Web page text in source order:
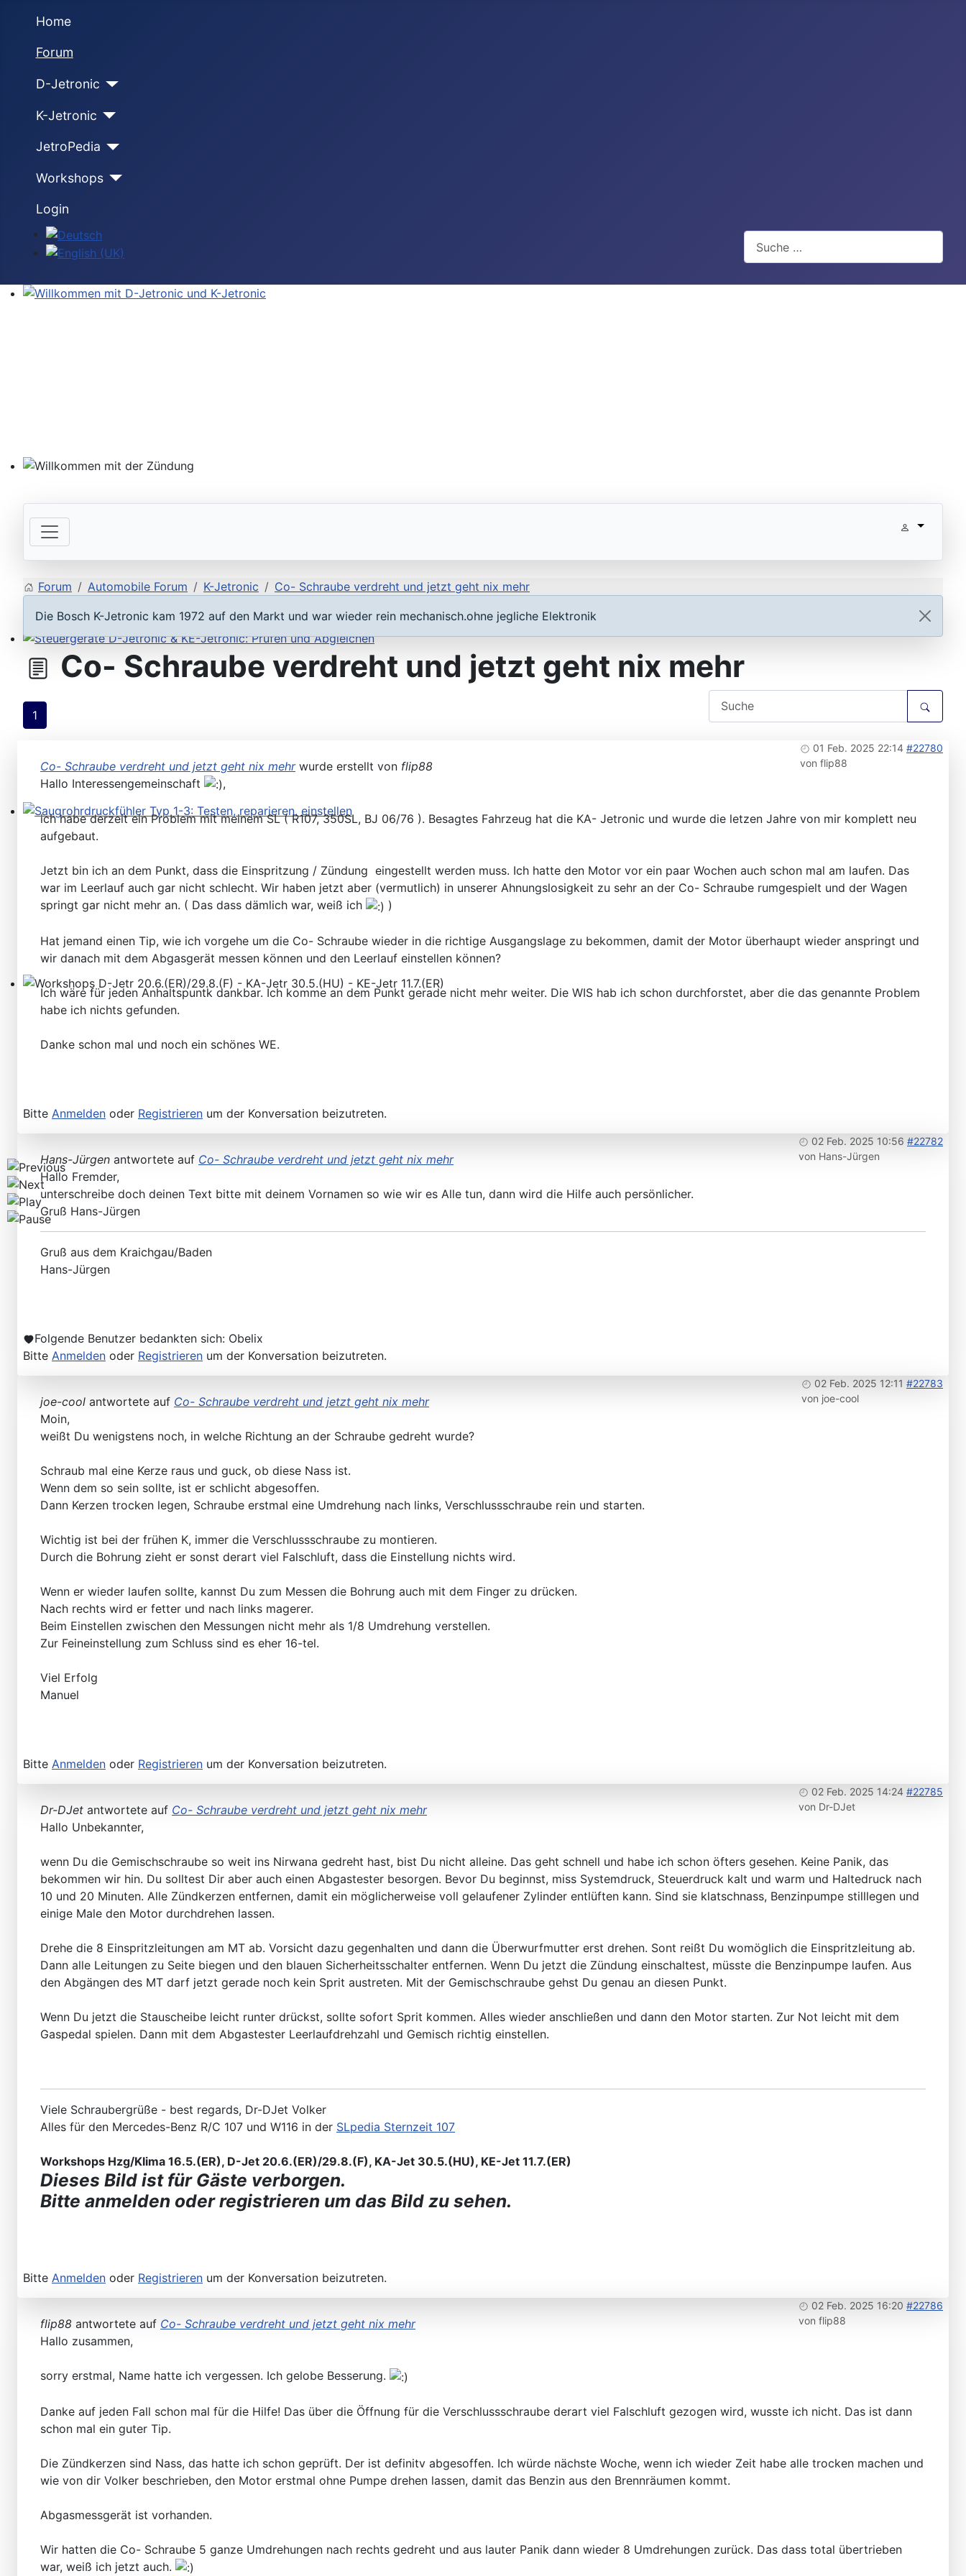
Home
Forum
D-Jetronic
K-Jetronic
JetroPedia
Workshops
Login
Sprache auswählen
Steuergeräte D-Jetronic & KE-Jetronic: Prüfen und Abgleichen
Saugrohrdruckfühler Typ 1-3: Testen, reparieren, einstellen
Workshops D-Jetr 20.6.(ER)/29.8.(F) - KA-Jetr 30.5.(HU) - KE-Jetr 11.7.(ER)
Forum Automobile Forum K-Jetronic Co- Schraube verdreht und jetzt geht nix mehr
Die Bosch K-Jetronic kam 1972 auf den Markt und war wieder rein mechanisch.ohne jegliche Elektronik
Co- Schraube verdreht und jetzt geht nix mehr
1
01 Feb. 2025 22:14 #22780
von flip88
Co- Schraube verdreht und jetzt geht nix mehrwurde erstellt von flip88
Hallo Interessengemeinschaft
,
ich habe derzeit ein Problem mit meinem SL ( R107, 350SL, BJ 06/76 ). Besagtes Fahrzeug hat die KA- Jetronic und wurde die letzen Jahre von mir komplett neu
aufgebaut.
Jetzt bin ich an dem Punkt, dass die Einspritzung / Zündung eingestellt werden muss. Ich hatte den Motor vor ein paar Wochen auch schon mal am laufen. Das
war im Leerlauf auch gar nicht schlecht. Wir haben jetzt aber (vermutlich) in unserer Ahnungslosigkeit zu sehr an der Co- Schraube rumgespielt und der Wagen
springt gar nicht mehr an. ( Das dass dämlich war, weiß ich
)
Hat jemand einen Tip, wie ich vorgehe um die Co- Schraube wieder in die richtige Ausgangslage zu bekommen, damit der Motor überhaupt wieder anspringt und
wir danach mit dem Abgasgerät messen können und den Leerlauf einstellen können?
Ich wäre für jeden Anhaltspuntk dankbar. Ich komme an dem Punkt gerade nicht mehr weiter. Die WIS hab ich schon durchforstet, aber die das genannte Problem
habe ich nichts gefunden.
Danke schon mal und noch ein schönes WE.
Bitte Anmelden oder Registrieren um der Konversation beizutreten.
02 Feb. 2025 10:56 #22782
von Hans-Jürgen
Hans-Jürgen antwortete auf Co- Schraube verdreht und jetzt geht nix mehr
Hallo Fremder,
unterschreibe doch deinen Text bitte mit deinem Vornamen so wie wir es Alle tun, dann wird die Hilfe auch persönlicher.
Gruß Hans-Jürgen
Gruß aus dem Kraichgau/Baden
Hans-Jürgen
Folgende Benutzer bedankten sich: Obelix
Bitte Anmelden oder Registrieren um der Konversation beizutreten.
02 Feb. 2025 12:11 #22783
von joe-cool
joe-cool antwortete auf Co- Schraube verdreht und jetzt geht nix mehr
Moin,
weißt Du wenigstens noch, in welche Richtung an der Schraube gedreht wurde?
​​​​​​Schraub mal eine Kerze raus und guck, ob diese Nass ist.
Wenn dem so sein sollte, ist er schlicht abgesoffen.
Dann Kerzen trocken legen, Schraube erstmal eine Umdrehung nach links, Verschlussschraube rein und starten.
Wichtig ist bei der frühen K, immer die Verschlussschraube zu montieren.
Durch die Bohrung zieht er sonst derart viel Falschluft, dass die Einstellung nichts wird.
Wenn er wieder laufen sollte, kannst Du zum Messen die Bohrung auch mit dem Finger zu drücken.
Nach rechts wird er fetter und nach links magerer.
Beim Einstellen zwischen den Messungen nicht mehr als 1/8 Umdrehung verstellen.
Zur Feineinstellung zum Schluss sind es eher 16-tel.
Viel Erfolg
Manuel
Bitte Anmelden oder Registrieren um der Konversation beizutreten.
02 Feb. 2025 14:24 #22785
von Dr-DJet
Dr-DJet antwortete auf Co- Schraube verdreht und jetzt geht nix mehr
Hallo Unbekannter,
wenn Du die Gemischschraube so weit ins Nirwana gedreht hast, bist Du nicht alleine. Das geht schnell und habe ich schon öfters gesehen. Keine Panik, das
bekommen wir hin. Du solltest Dir aber auch einen Abgastester besorgen. Bevor Du beginnst, miss Systemdruck, Steuerdruck kalt und warm und Haltedruck nach
10 und 20 Minuten. Alle Zündkerzen entfernen, damit ein möglicherweise voll gelaufener Zylinder entlüften kann. Sind sie klatschnass, Benzinpumpe stilllegen und
einige Male den Motor durchdrehen lassen.
Drehe die 8 Einspritzleitungen am MT ab. Vorsicht dazu gegenhalten und dann die Überwurfmutter erst drehen. Sont reißt Du womöglich die Einspritzleitung ab.
Dann alle Leitungen zu Seite biegen und den blauen Sicherheitsschalter entfernen. Wenn Du jetzt die Zündung einschaltest, müsste die Benzinpumpe laufen. Aus
den Abgängen des MT darf jetzt gerade noch kein Sprit austreten. Mit der Gemischschraube gehst Du genau an diesen Punkt.
Wenn Du jetzt die Stauscheibe leicht runter drückst, sollte sofort Sprit kommen. Alles wieder anschließen und dann den Motor starten. Zur Not leicht mit dem
Gaspedal spielen. Dann mit dem Abgastester Leerlaufdrehzahl und Gemisch richtig einstellen.
Viele Schraubergrüße - best regards, Dr-DJet Volker
Alles für den Mercedes-Benz R/C 107 und W116 in der SLpedia Sternzeit 107
Workshops Hzg/Klima 16.5.(ER), D-Jet 20.6.(ER)/29.8.(F), KA-Jet 30.5.(HU), KE-Jet 11.7.(ER)
Dieses Bild ist für Gäste verborgen.
Bitte anmelden oder registrieren um das Bild zu sehen.
Bitte Anmelden oder Registrieren um der Konversation beizutreten.
02 Feb. 2025 16:20 #22786
von flip88
flip88 antwortete auf Co- Schraube verdreht und jetzt geht nix mehr
Hallo zusammen,
sorry erstmal, Name hatte ich vergessen. Ich gelobe Besserung.
Danke auf jeden Fall schon mal für die Hilfe! Das über die Öffnung für die Verschlussschraube derart viel Falschluft gezogen wird, wusste ich nicht. Das ist dann
schon mal ein guter Tip.
Die Zündkerzen sind Nass, das hatte ich schon geprüft. Der ist definitv abgesoffen. Ich würde nächste Woche, wenn ich wieder Zeit habe alle trocken machen und
wie von dir Volker beschrieben, den Motor erstmal ohne Pumpe drehen lassen, damit das Benzin aus den Brennräumen kommt.
Abgasmessgerät ist vorhanden.
Wir hatten die Co- Schraube 5 ganze Umdrehungen nach rechts gedreht und aus lauter Panik dann wieder 8 Umdrehungen zurück. Das dass total übertrieben
war, weiß ich jetzt auch.